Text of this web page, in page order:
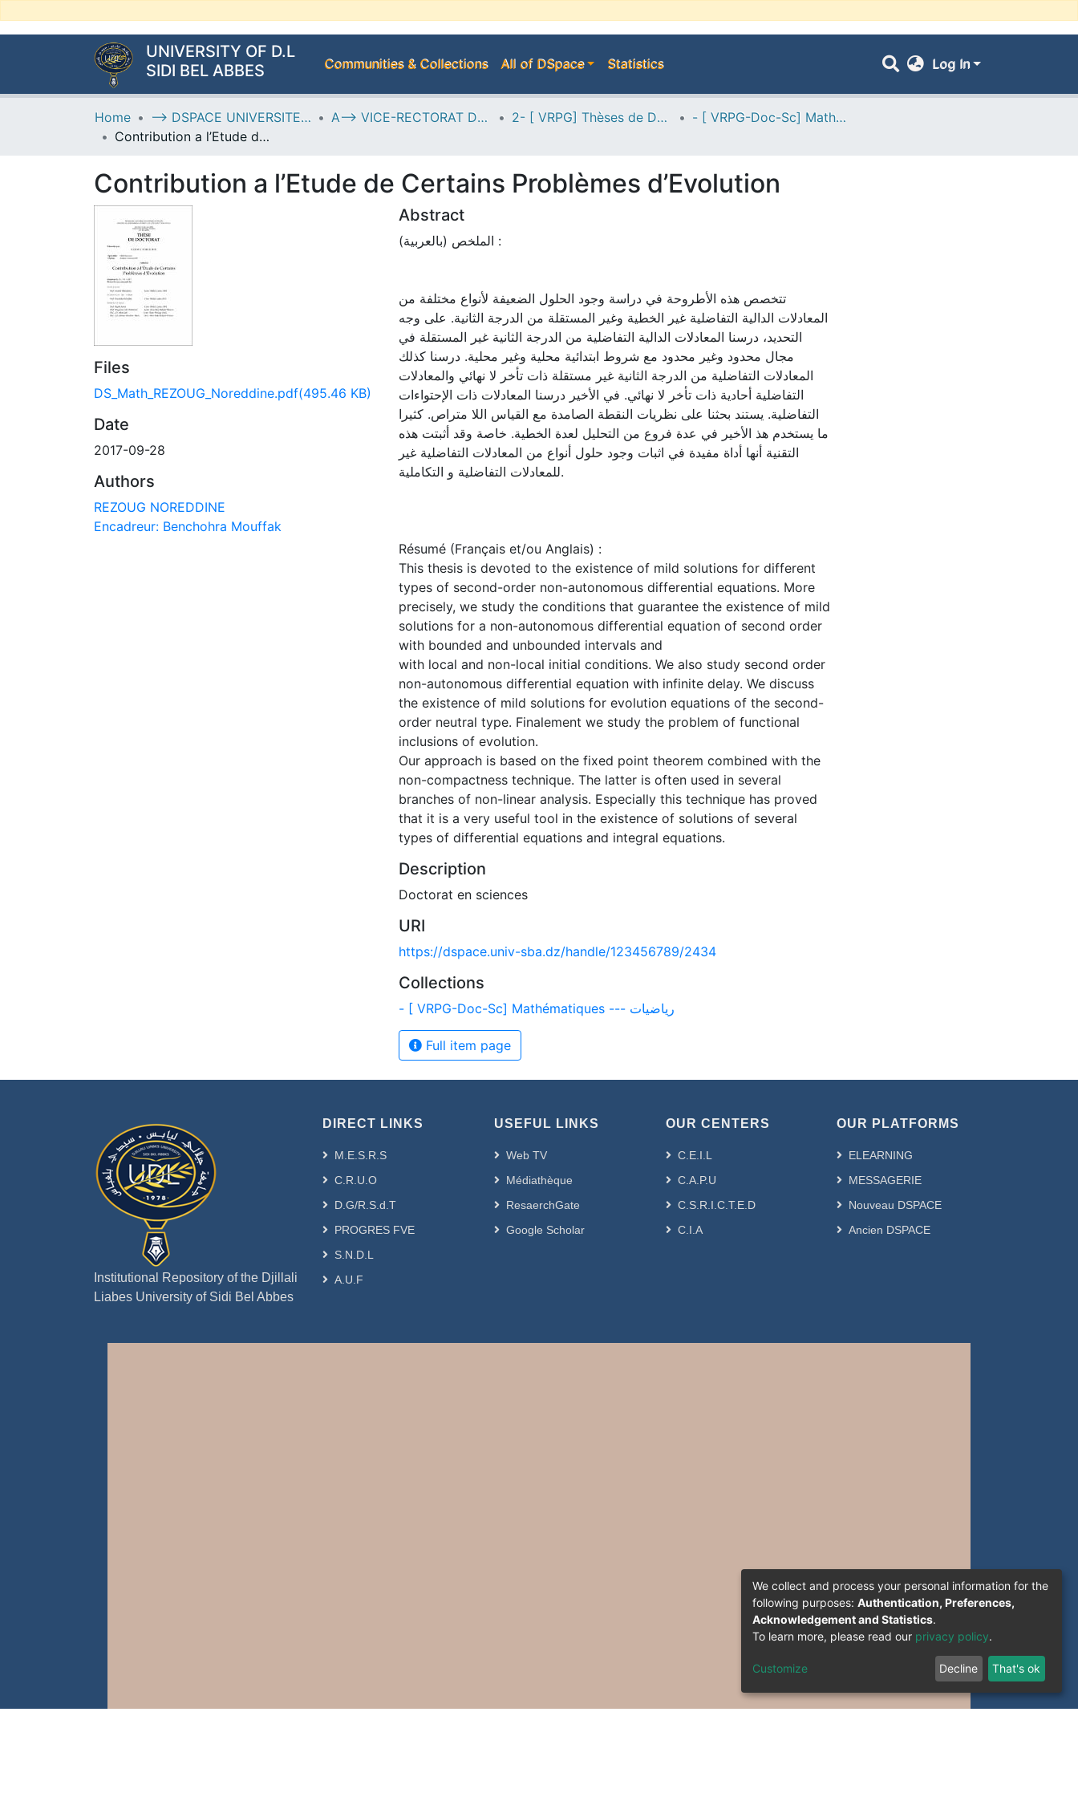
UNIVERSITY OF D.L
SIDI BEL ABBES
Communities & Collections All of DSpace Statistics Log In
Home --> DSPACE UNIVERSITE DJILALLI LIABES DE SIDI BEL ABBES A--> VICE-RECTORAT DE LA POST-GRADUATION 2- [ VRPG] Thèses de Doctorat en Sciences
- [ VRPG-Doc-Sc] Mathématiques --- رياضيات
Contribution a l’Etude de Certains Problèmes d’Evolution
Contribution a l’Etude de Certains Problèmes d’Evolution
Files
DS_Math_REZOUG_Noreddine.pdf(495.46 KB)
Date
2017-09-28
Authors
REZOUG NOREDDINE
Encadreur: Benchohra Mouffak
Abstract
الملخص (بالعربية) :
تتخصص هذه الأطروحة في دراسة وجود الحلول الضعيفة لأنواع مختلفة من
المعادلات الدالية التفاضلية غير الخطية وغير المستقلة من الدرجة الثانية. على وجه
التحديد، درسنا المعادلات الدالية التفاضلية من الدرجة الثانية غير المستقلة في
مجال محدود وغير محدود مع شروط ابتدائية محلية وغير محلية. درسنا كذلك
المعادلات التفاضلية من الدرجة الثانية غير مستقلة ذات تأخر لا نهائي والمعادلات
التفاضلية أحادية ذات تأخر لا نهائي. في الأخير درسنا المعادلات ذات الإحتواءات
التفاضلية. يستند بحثنا على نظريات النقطة الصامدة مع القياس اللا متراص. كثيرا
ما يستخدم هذ الأخير في عدة فروع من التحليل لعدة الخطية. خاصة وقد أثبتت هذه
التقنية أنها أداة مفيدة في اثبات وجود حلول أنواع من المعادلات التفاضلية غير
للمعادلات التفاضلية و التكاملية.
Résumé (Français et/ou Anglais) :
This thesis is devoted to the existence of mild solutions for different
types of second-order non-autonomous differential equations. More
precisely, we study the conditions that guarantee the existence of mild
solutions for a non-autonomous differential equation of second order
with bounded and unbounded intervals and
with local and non-local initial conditions. We also study second order
non-autonomous differential equation with infinite delay. We discuss
the existence of mild solutions for evolution equations of the second-
order neutral type. Finalement we study the problem of functional
inclusions of evolution.
Our approach is based on the fixed point theorem combined with the
non-compactness technique. The latter is often used in several
branches of non-linear analysis. Especially this technique has proved
that it is a very useful tool in the existence of solutions of several
types of differential equations and integral equations.
Description
Doctorat en sciences
URI
https://dspace.univ-sba.dz/handle/123456789/2434
Collections
- [ VRPG-Doc-Sc] Mathématiques --- رياضيات
Full item page
Institutional Repository of the Djillali
Liabes University of Sidi Bel Abbes
DIRECT LINKS
M.E.S.R.S
C.R.U.O
D.G/R.S.d.T
PROGRES FVE
S.N.D.L
A.U.F
USEFUL LINKS
Web TV
Médiathèque
ResaerchGate
Google Scholar
OUR CENTERS
C.E.I.L
C.A.P.U
C.S.R.I.C.T.E.D
C.I.A
OUR PLATFORMS
ELEARNING
MESSAGERIE
Nouveau DSPACE
Ancien DSPACE
We collect and process your personal information for the
following purposes: Authentication, Preferences,
Acknowledgement and Statistics.
To learn more, please read our privacy policy.
Customize Decline That's ok